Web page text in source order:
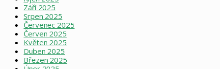
Září 2025
Srpen 2025
Červenec 2025
Červen 2025
Květen 2025
Duben 2025
Březen 2025